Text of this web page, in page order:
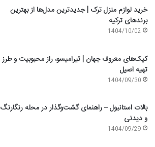
خرید لوازم منزل ترک | جدیدترین مدل‌ها از بهترین
برندهای ترکیه
1404/10/02
کیک‌های معروف جهان | تیرامیسو، راز محبوبیت و طرز
تهیه اصیل
1404/09/30
بالات استانبول – راهنمای گشت‌وگذار در محله رنگارنگ
و دیدنی
1404/09/29